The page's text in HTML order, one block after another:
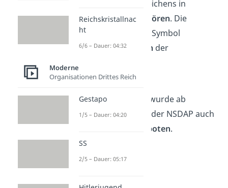
jahrtausendealten Zeichens in
Deutschland zuzerstören. Die
Swastika wurde zum Symbol
dergrausamen Taten der
Nationalsozialismus wurde ab
Oktober 1945 neben der NSDAP auch
verboten.
Reichskristallnac
ht
6/6 – Dauer: 04:32
Moderne
Organisationen Drittes Reich
Gestapo
1/5 – Dauer: 04:20
SS
2/5 – Dauer: 05:17